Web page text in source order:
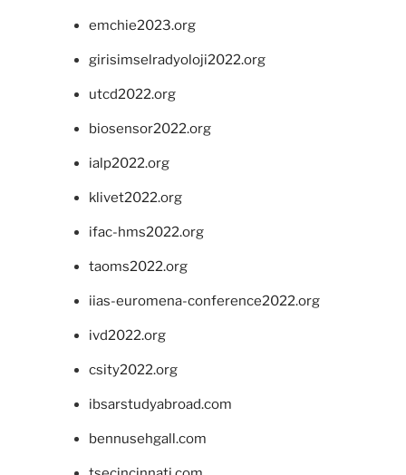
emchie2023.org
girisimselradyoloji2022.org
utcd2022.org
biosensor2022.org
ialp2022.org
klivet2022.org
ifac-hms2022.org
taoms2022.org
iias-euromena-conference2022.org
ivd2022.org
csity2022.org
ibsarstudyabroad.com
bennusehgall.com